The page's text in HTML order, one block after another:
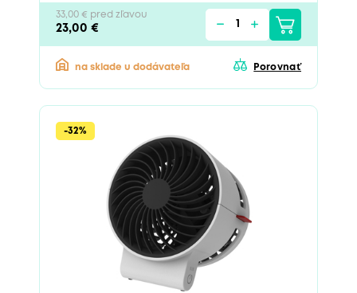
33,00 € pred zľavou
23,00 €
na sklade u dodávateľa Porovnať
-32%